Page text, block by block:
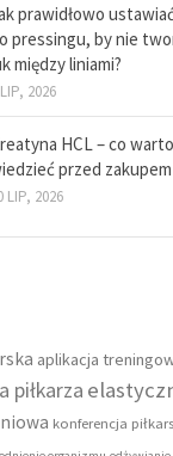
prawidłowo
pressingu, by nie
między liniami?
2026
HCL – co warto
przed zakupem
LIP, 2026
aplikacja
piłkarza
konferencja